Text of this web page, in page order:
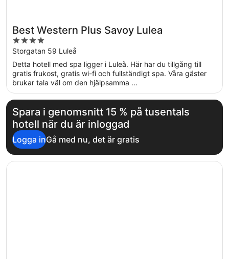
Best Western Plus Savoy Lulea
4
out
of
5
Storgatan 59 Luleå
Detta hotell med spa ligger i Luleå. Här har du tillgång till
gratis frukost, gratis wi-fi och fullständigt spa. Våra gäster
brukar tala väl om den hjälpsamma ...
Spara i genomsnitt 15 % på tusentals
hotell när du är inloggad
Logga inGå med nu, det är gratis
Öppnas i ett nytt fönster
Elite Stadshotellet Luleå